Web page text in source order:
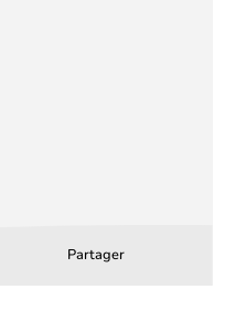
Partager